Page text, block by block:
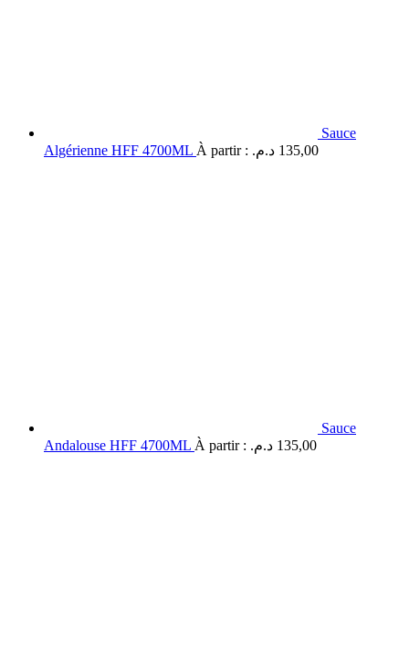
Sauce
Algérienne HFF 4700ML À partir : 135,00 د.م.
Sauce
Andalouse HFF 4700ML À partir : 135,00 د.م.